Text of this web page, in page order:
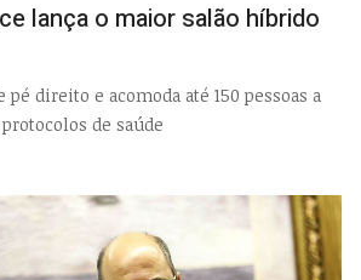
lança o maior salão híbrido
pé direito e acomoda até 150 pessoas a
de saúde